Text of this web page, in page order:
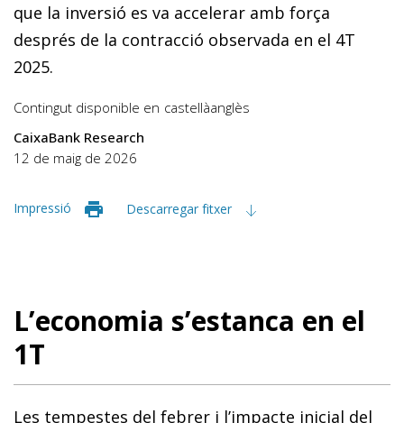
que la inversió es va accelerar amb força
després de la contracció observada en el 4T
2025.
Contingut disponible en castellàanglès
CaixaBank Research
12 de maig de 2026
Impressió Descarregar fitxer
L’economia s’estanca en el
1T
Les tempestes del febrer i l’impacte inicial del